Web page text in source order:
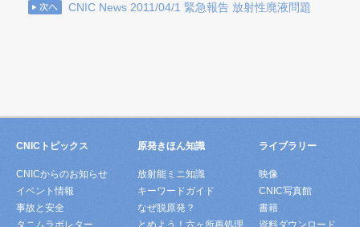
CNIC News 2011/04/1 緊急報告 放射性廃液問題
CNICトピックス
CNICからのお知らせ
イベント情報
事故と安全
タニムラボレター
原発きほん知識
放射能ミニ知識
キーワードガイド
なぜ脱原発？
とめよう！六ヶ所再処理
ライブラリー
映像
CNIC写真館
書籍
資料ダウンロード